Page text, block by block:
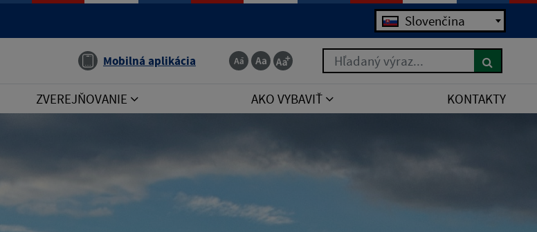
Slovenčina
Mobilná aplikácia Hľadaný výraz...
ZVEREJŇOVANIE AKO VYBAVIŤ KONTAKTY